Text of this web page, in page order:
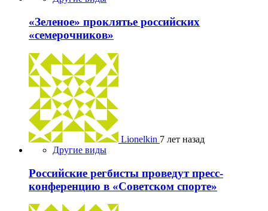
«Зеленое» проклятье российских
«семерочников»
Lionelkin 7 лет назад
Другие виды
Российские регбисты проведут пресс-
конференцию в «Советском спорте»